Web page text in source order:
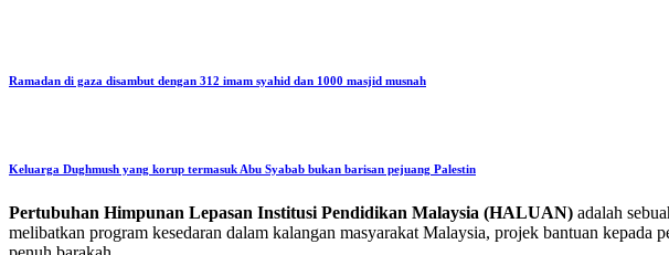
Ramadan di gaza disambut dengan 312 imam syahid dan 1000 masjid musnah
Keluarga Dughmush yang korup termasuk Abu Syabab bukan barisan pejuang Palestin
Pertubuhan Himpunan Lepasan Institusi Pendidikan Malaysia (HALUAN) adalah
melibatkan program kesedaran dalam kalangan masyarakat Malaysia, projek bantuan